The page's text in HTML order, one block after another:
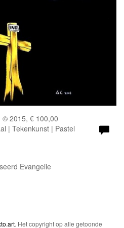
© 2015, € 100,00
| Tekenkunst | Pastel
Evangelie
. Het copyright op alle getoonde